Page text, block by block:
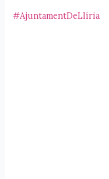
#AjuntamentDeLlíria